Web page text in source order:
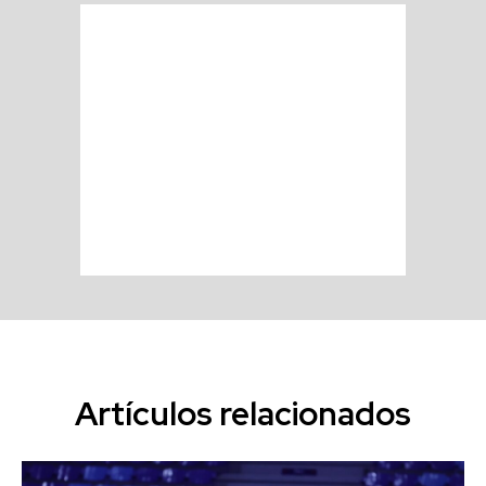
Artículos relacionados